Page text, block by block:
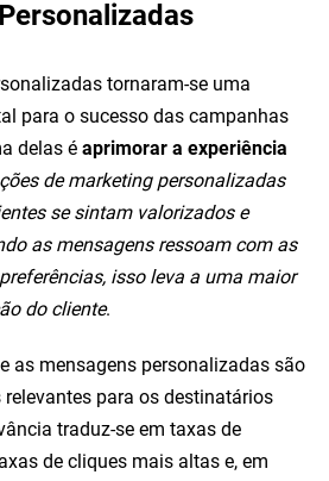
tornaram-se uma
para o sucesso das campanhas
delas é aprimorar a experiência
de marketing personalizadas
se sintam valorizados e
as mensagens ressoam com as
isso leva a uma maior
do cliente.
as mensagens personalizadas são
para os destinatários
traduz-se em taxas de
de cliques mais altas e, em